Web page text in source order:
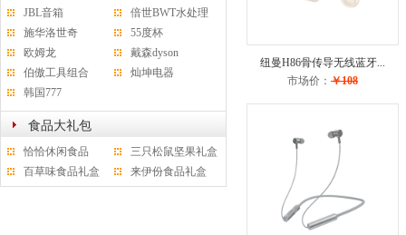
JBL音箱
倍世BWT水处理
施华洛世奇
55度杯
欧姆龙
戴森dyson
伯傲工具组合
灿坤电器
韩国777
食品大礼包
恰恰休闲食品
三只松鼠坚果礼盒
百草味食品礼盒
来伊份食品礼盒
纽曼H86骨传导无线蓝牙...
市场价： ￥108